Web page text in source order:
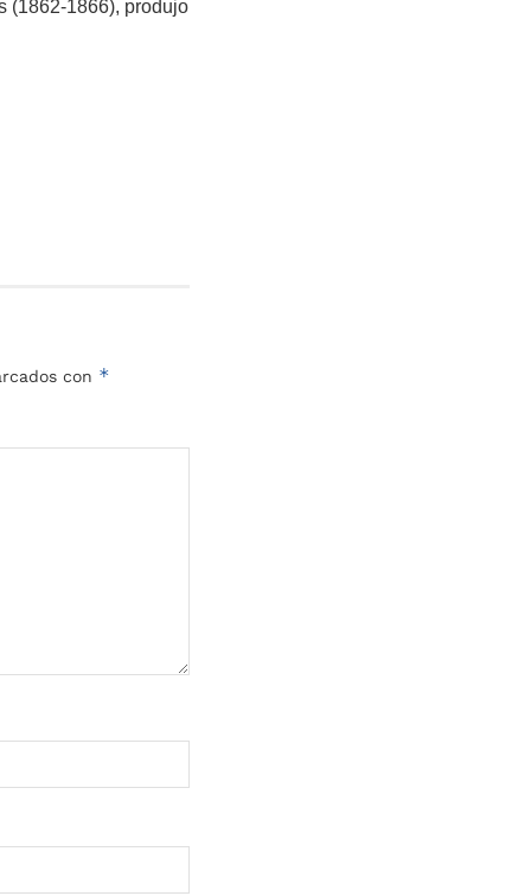
(1862-1866), produjo
con *